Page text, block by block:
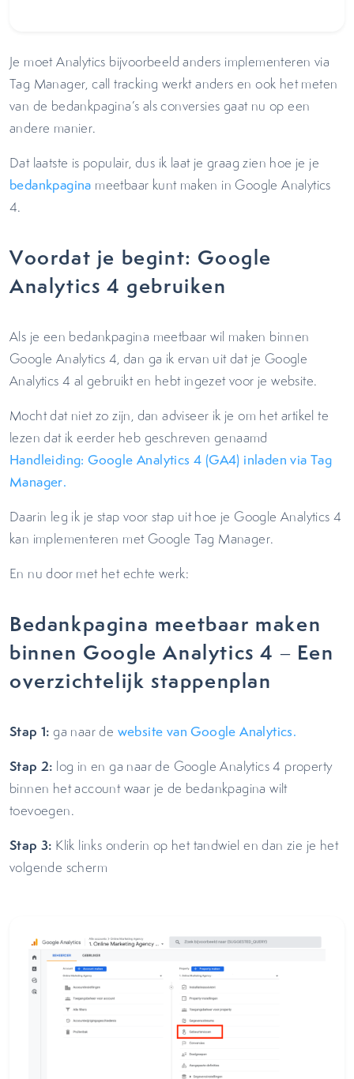
Je moet Analytics bijvoorbeeld anders implementeren via
Tag Manager, call tracking werkt anders en ook het meten
van de bedankpagina’s als conversies gaat nu op een
andere manier.
Dat laatste is populair, dus ik laat je graag zien hoe je je
bedankpagina meetbaar kunt maken in Google Analytics
4.
Voordat je begint: Google
Analytics 4 gebruiken
Als je een bedankpagina meetbaar wil maken binnen
Google Analytics 4, dan ga ik ervan uit dat je Google
Analytics 4 al gebruikt en hebt ingezet voor je website.
Mocht dat niet zo zijn, dan adviseer ik je om het artikel te
lezen dat ik eerder heb geschreven genaamd
Handleiding: Google Analytics 4 (GA4) inladen via Tag
Manager.
Daarin leg ik je stap voor stap uit hoe je Google Analytics 4
kan implementeren met Google Tag Manager.
En nu door met het echte werk:
Bedankpagina meetbaar maken
binnen Google Analytics 4 – Een
overzichtelijk stappenplan
Stap 1: ga naar de website van Google Analytics.
Stap 2: log in en ga naar de Google Analytics 4 property
binnen het account waar je de bedankpagina wilt
toevoegen.
Stap 3: Klik links onderin op het tandwiel en dan zie je het
volgende scherm